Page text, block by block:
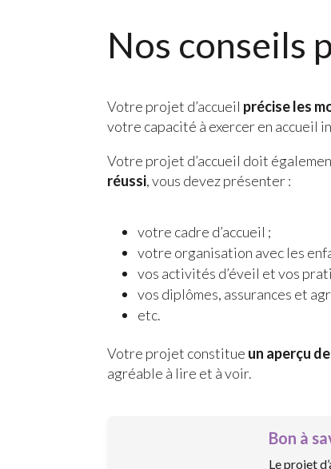
Nos conseils
Votre projet d’accueil précise les
votre capacité à exercer en accueil
Votre projet d’accueil doit
réussi, vous devez présenter :
votre cadre d’accueil ;
votre organisation avec les
vos activités d’éveil et vos
vos diplômes, assurances et
etc.
Votre projet constitue un aperçu
agréable à lire et à voir.
Bon à
Le projet